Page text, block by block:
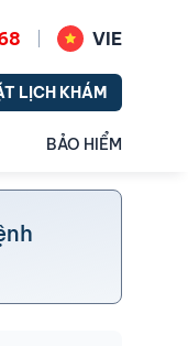
VIE
LỊCH KHÁM
BẢO HIỂM